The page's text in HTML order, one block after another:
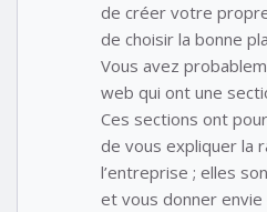
de créer votre
de choisir la bonne
Vous avez
web qui ont une
Ces sections ont
de vous expliquer la
l’entreprise ; elles
et vous donner envie